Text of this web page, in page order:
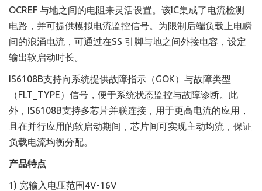
OCREF 与地之间的电阻来灵活设置。该IC集成了电流检测
电路，并可提供模拟电流监控信号。为限制后端负载上电瞬
间的浪涌电流，可通过在SS 引脚与地之间外接电容，设定
输出软启动时长。
IS6108B支持向系统提供故障指示（GOK）与故障类型
（FLT_TYPE）信号，便于系统状态监控与故障诊断。此
外，IS6108B支持多芯片并联连接，用于更高电流的应用，
且在并行应用的软启动期间，芯片间可实现主动均流，保证
负载电流均衡分配。
产品特点
1) 宽输入电压范围4V-16V